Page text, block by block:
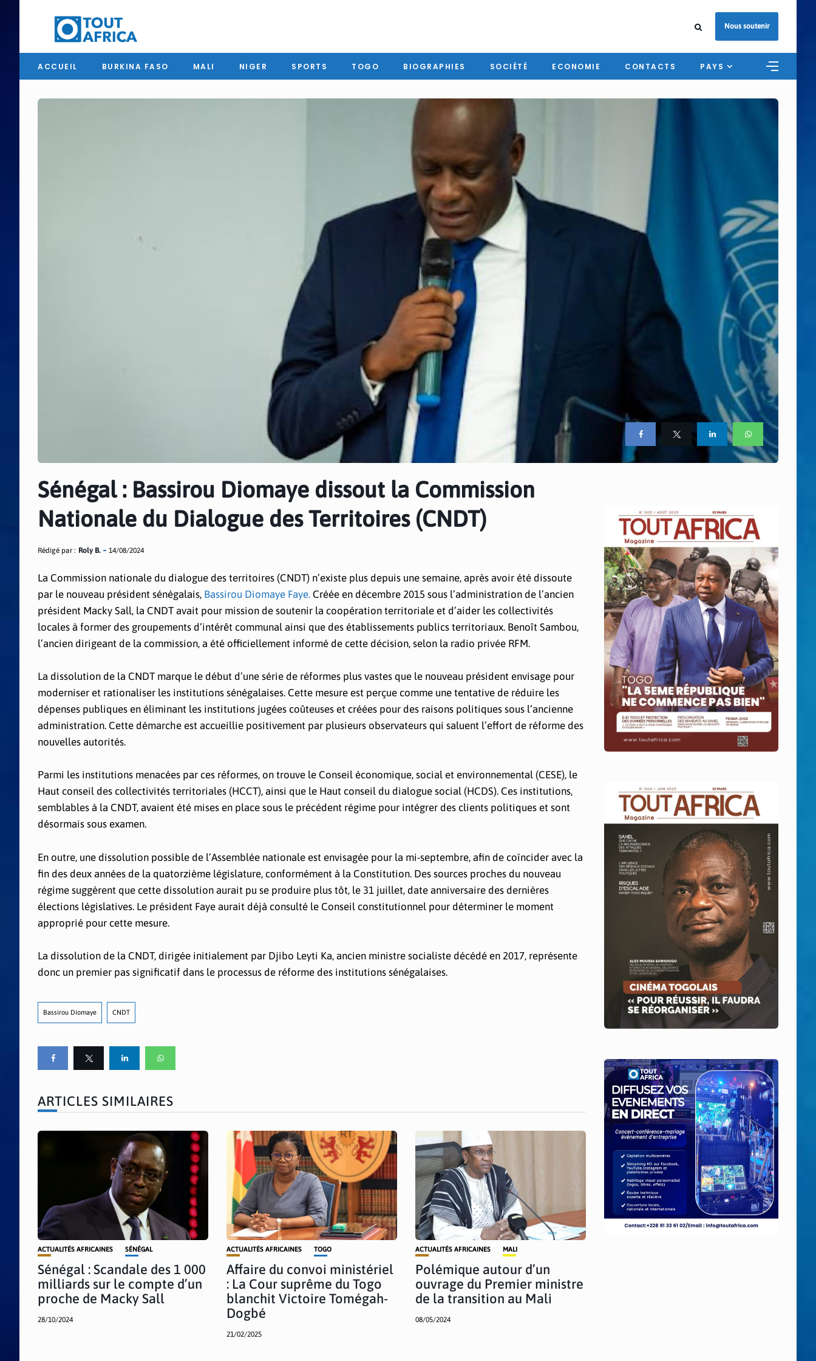
Nous soutenir
ACCUEIL BURKINA FASO MALI NIGER SPORTS TOGO BIOGRAPHIES SOCIÉTÉ ECONOMIE CONTACTS PAYS
Sénégal : Bassirou Diomaye dissout la Commission
Nationale du Dialogue des Territoires (CNDT)
Rédigé par : Roly B. 14/08/2024
La Commission nationale du dialogue des territoires (CNDT) n’existe plus depuis une semaine, après avoir été dissoute
par le nouveau président sénégalais, Bassirou Diomaye Faye. Créée en décembre 2015 sous l’administration de l’ancien
président Macky Sall, la CNDT avait pour mission de soutenir la coopération territoriale et d’aider les collectivités
locales à former des groupements d’intérêt communal ainsi que des établissements publics territoriaux. Benoît Sambou,
l’ancien dirigeant de la commission, a été officiellement informé de cette décision, selon la radio privée RFM.
La dissolution de la CNDT marque le début d’une série de réformes plus vastes que le nouveau président envisage pour
moderniser et rationaliser les institutions sénégalaises. Cette mesure est perçue comme une tentative de réduire les
dépenses publiques en éliminant les institutions jugées coûteuses et créées pour des raisons politiques sous l’ancienne
administration. Cette démarche est accueillie positivement par plusieurs observateurs qui saluent l’effort de réforme des
nouvelles autorités.
Parmi les institutions menacées par ces réformes, on trouve le Conseil économique, social et environnemental (CESE), le
Haut conseil des collectivités territoriales (HCCT), ainsi que le Haut conseil du dialogue social (HCDS). Ces institutions,
semblables à la CNDT, avaient été mises en place sous le précédent régime pour intégrer des clients politiques et sont
désormais sous examen.
En outre, une dissolution possible de l’Assemblée nationale est envisagée pour la mi-septembre, afin de coïncider avec la
fin des deux années de la quatorzième législature, conformément à la Constitution. Des sources proches du nouveau
régime suggèrent que cette dissolution aurait pu se produire plus tôt, le 31 juillet, date anniversaire des dernières
élections législatives. Le président Faye aurait déjà consulté le Conseil constitutionnel pour déterminer le moment
approprié pour cette mesure.
La dissolution de la CNDT, dirigée initialement par Djibo Leyti Ka, ancien ministre socialiste décédé en 2017, représente
donc un premier pas significatif dans le processus de réforme des institutions sénégalaises.
Bassirou Diomaye CNDT
ARTICLES SIMILAIRES
ACTUALITÉS AFRICAINES SÉNÉGAL
Sénégal : Scandale des 1 000
milliards sur le compte d’un
proche de Macky Sall
28/10/2024
ACTUALITÉS AFRICAINES TOGO
Affaire du convoi ministériel
: La Cour suprême du Togo
blanchit Victoire Tomégah-
Dogbé
21/02/2025
ACTUALITÉS AFRICAINES MALI
Polémique autour d’un
ouvrage du Premier ministre
de la transition au Mali
08/05/2024